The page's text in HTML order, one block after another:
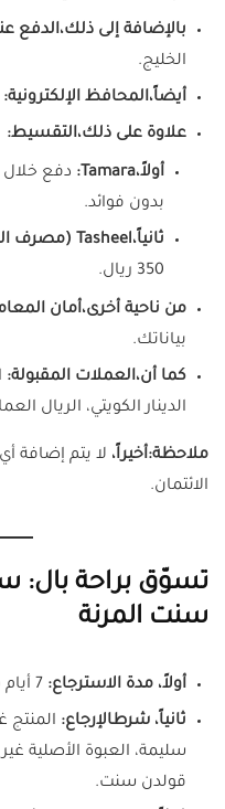
بالإضافة إلى ذلك،الدفع
الخليج.
أيضاً،المحافظ الإلكترونية:
علاوة على ذلك،التقسيط:
أولاً،Tamara:
بدون فوائد.
ثانياً،Tasheel (مصرف الراجحي):
350 ريال.
من ناحية أخرى،أمان
بياناتك.
كما أن،العملات المقبولة:
الدينار الكويتي، الريال
ملاحظة:أخيراً، لا يتم إضافة
الائتمان.
تسوّق براحة بال:
سنت المرنة
أولاً، مدة الاسترجاع:
ثانياً، شرطالإرجاع: المنتج
سليمة، العبوة الأصلية
قولدن سنت.